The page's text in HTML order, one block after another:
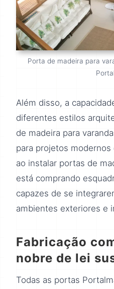
Porta de madeira para
Além disso, a
diferentes estilos
de madeira para
para projetos
ao instalar portas de
está comprando
capazes de se
ambientes exteriores e
Fabricação
nobre de lei
Todas as portas